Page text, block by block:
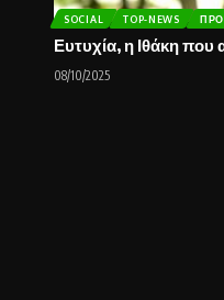
SOCIAL TOP-NEWS
Ευτυχία, η Ιθάκη που
08/10/2025